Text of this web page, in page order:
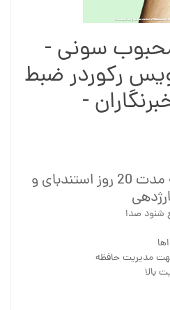
سونی -
رکوردر ضبط
-
شنود صدا و شارژدهی به مدت 20 روز استندبای و
مدیریت حافظه
بالا